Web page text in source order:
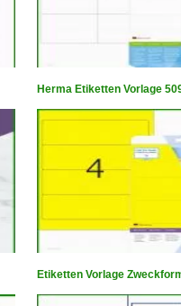
Herma Etiketten Vorlage
Etiketten Vorlage